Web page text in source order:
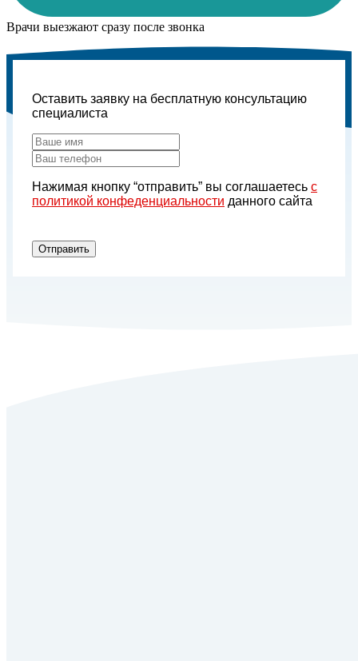
Врачи выезжают сразу после звонка
Оставить заявку на бесплатную консультацию
специалиста
Нажимая кнопку “отправить” вы соглашаетесь с
политикой конфеденциальности данного сайта
Отправить